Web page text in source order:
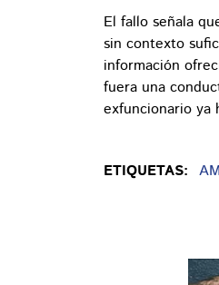
El fallo señala
sin contexto
información
fuera una
exfuncionario ya
ETIQUETAS: